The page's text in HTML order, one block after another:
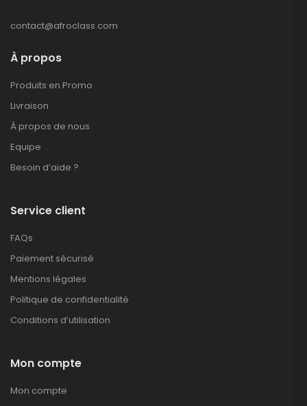
contact@afroclass.com
À propos
Produits en Promo
Livraison
À propos de nous
Equipe
Besoin d’aide ?
Service client
FAQs
Paiement sécurisé
Mentions légales
Politique de confidentialité
Conditions d’utilisation
Mon compte
Mon compte